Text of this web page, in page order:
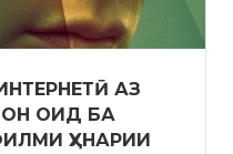
АЗ
ОИД БА
ҲУНАРИИ